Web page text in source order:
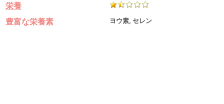
栄養
豊富な栄養素
ヨウ素, セレン